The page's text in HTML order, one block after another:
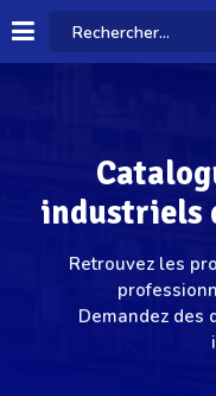
industriels
Retrouvez les
Demandez des